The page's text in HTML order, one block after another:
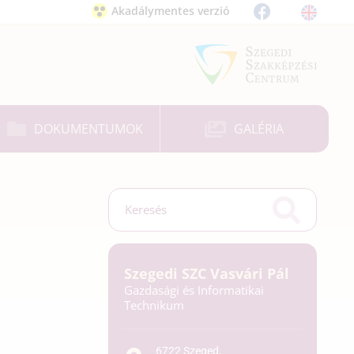
Akadálymentes verzió
DOKUMENTUMOK GALÉRIA
Szegedi SZC Vasvári Pál
Gazdasági és Informatikai
Technikum
6722 Szeged,